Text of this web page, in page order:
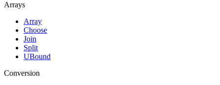
Arrays
Array
Choose
Join
Split
UBound
Conversion